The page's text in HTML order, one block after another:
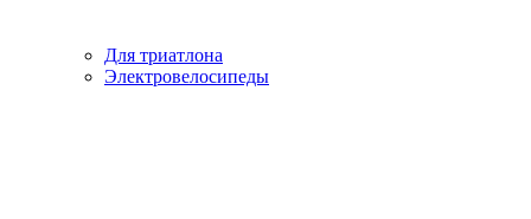
Для триатлона
Электровелосипеды